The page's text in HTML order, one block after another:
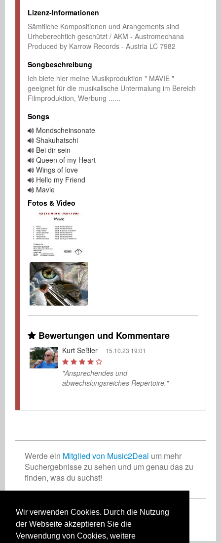
Wir verwenden Cookies. Durch die Nutzung
der Webseite akzeptieren Sie die
Verwendung von Cookies, weitere
Lizenz-Informationen
Sämtliche Kompositionen und Arangements sind
Urheberechtich geschützt / AKM - Austromechana
Produced by Karrow Records - Austria LC 7982
Songbeschreibung
Ich biete hier meine Musikproduktion " MAVIE "
geeignet für die musikalische Untermalung im Bereich
Filmproduktion, Werbung ......
Songs
Mondscheinsonate
Shakuhatschi
Bei dir sein
Queen of my Heart
Wings of love
Hello my Friend
Mavie
Fotos & Video
Bewertungen und Kommentare
Kurt Seßler 15.10.23 19:01
"Ansprechendes und
abwechslungsreiches Repertoire."
Werde ein Mitglied von Music2Deal um mehr
Suchergebnisse zu sehen und um genau das zu
finden, was du suchst!
Registriere Dich jetzt kostenlos!